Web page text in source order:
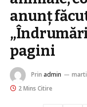
anunţ
„Îndrumări
pagini
Prin admin
2 Mins Citire